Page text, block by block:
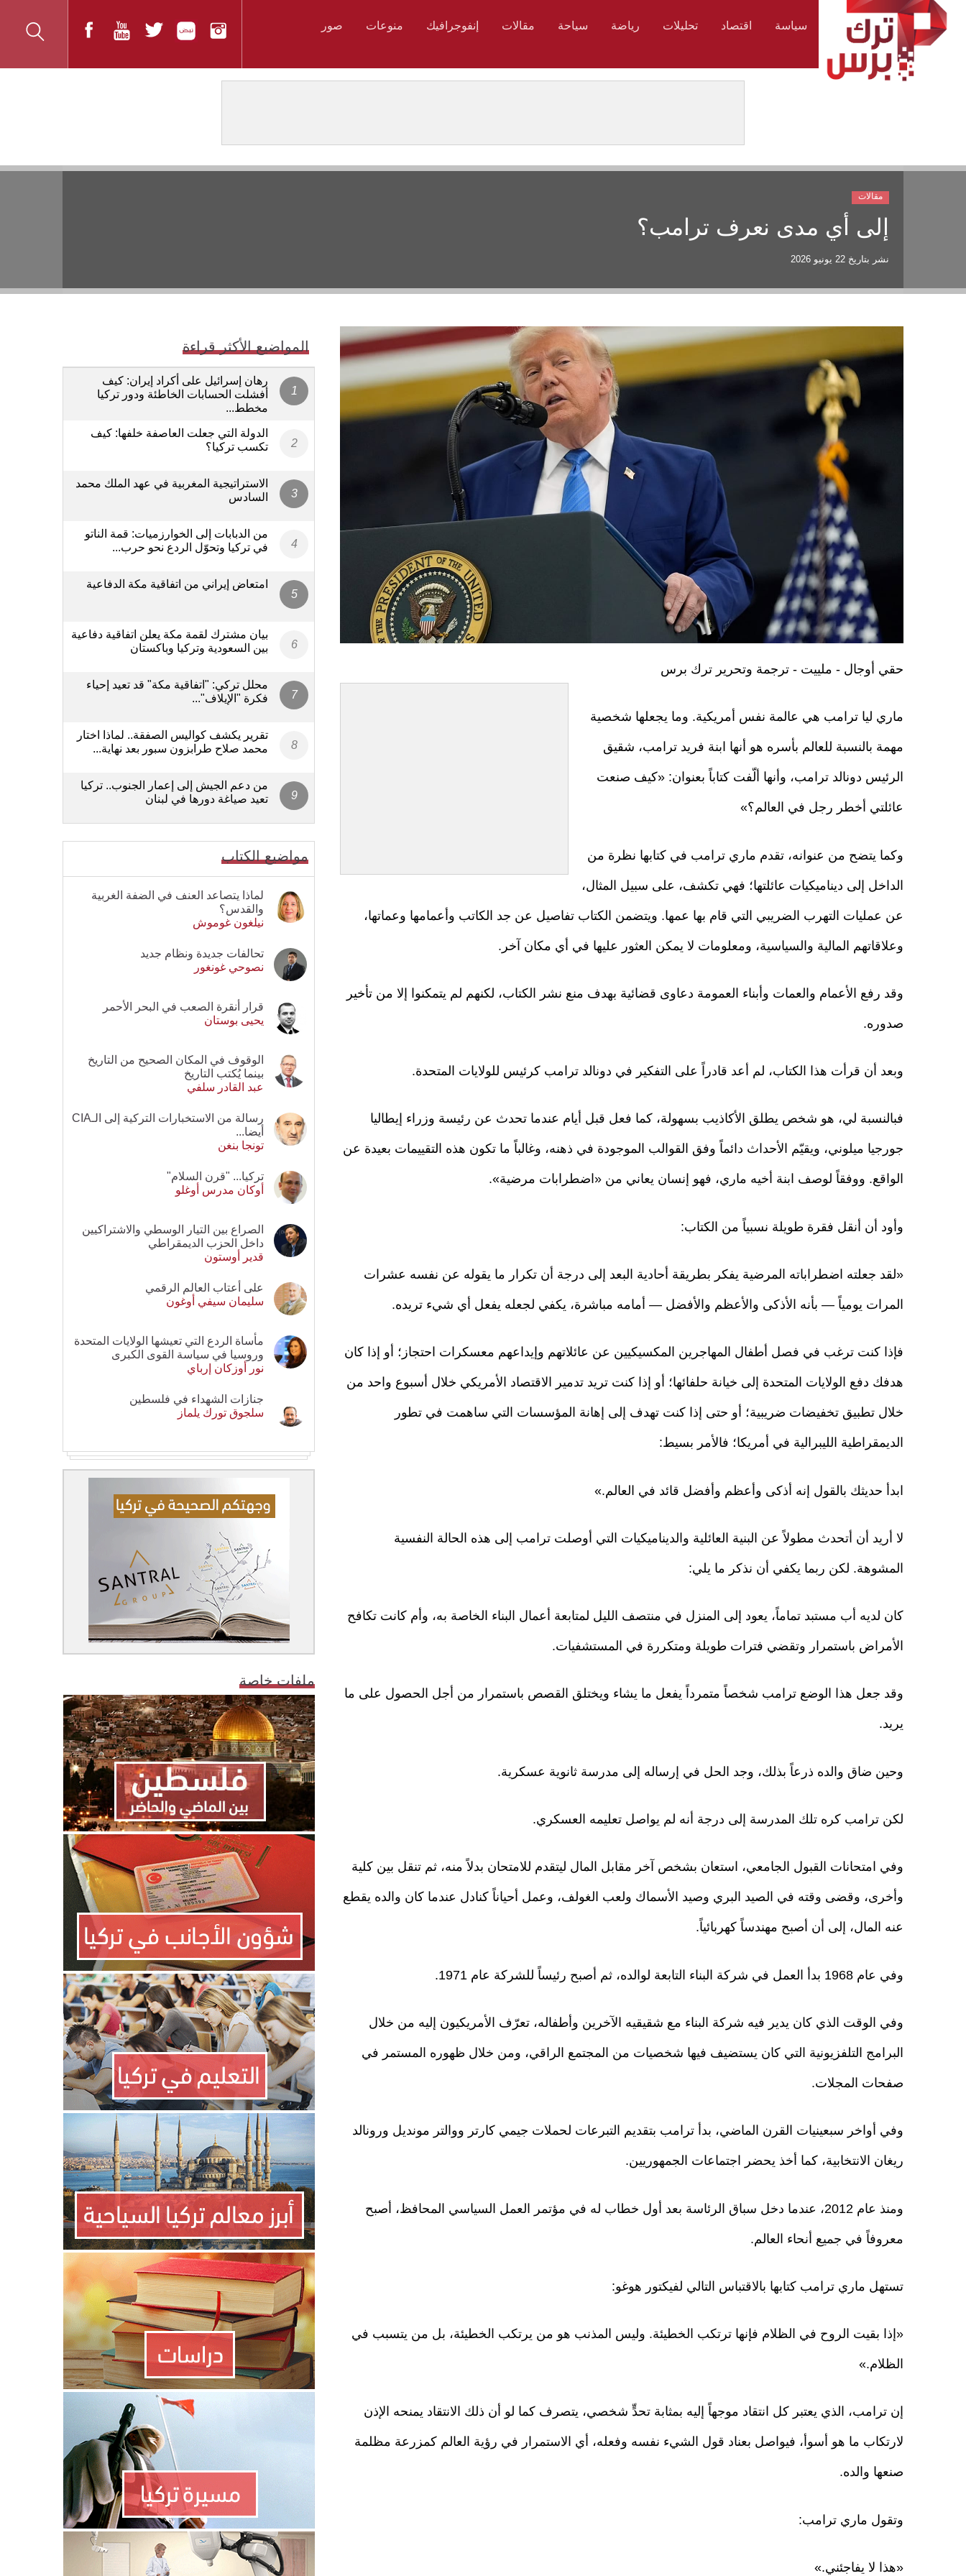
سياسة اقتصاد تحليلات رياضة سياحة مقالات إنفوجرافيك منوعات صور
إلى أي مدى نعرف ترامب؟
نشر بتاريخ 22 يونيو 2026
مقالات
حقي أوجال - ملييت - ترجمة وتحرير ترك برس
ماري ليا ترامب هي عالمة نفس أمريكية. وما يجعلها شخصية
مهمة بالنسبة للعالم بأسره هو أنها ابنة فريد ترامب، شقيق
الرئيس دونالد ترامب، وأنها ألّفت كتاباً بعنوان: «كيف صنعت
عائلتي أخطر رجل في العالم؟»
وكما يتضح من عنوانه، تقدم ماري ترامب في كتابها نظرة من
الداخل إلى ديناميكيات عائلتها؛ فهي تكشف، على سبيل المثال،
عن عمليات التهرب الضريبي التي قام بها عمها. ويتضمن الكتاب تفاصيل عن جد الكاتب وأعمامها وعماتها،
وعلاقاتهم المالية والسياسية، ومعلومات لا يمكن العثور عليها في أي مكان آخر.
وقد رفع الأعمام والعمات وأبناء العمومة دعاوى قضائية بهدف منع نشر الكتاب، لكنهم لم يتمكنوا إلا من تأخير
صدوره.
وبعد أن قرأت هذا الكتاب، لم أعد قادراً على التفكير في دونالد ترامب كرئيس للولايات المتحدة.
فبالنسبة لي، هو شخص يطلق الأكاذيب بسهولة، كما فعل قبل أيام عندما تحدث عن رئيسة وزراء إيطاليا
جورجيا ميلوني، ويقيّم الأحداث دائماً وفق القوالب الموجودة في ذهنه، وغالباً ما تكون هذه التقييمات بعيدة عن
الواقع. ووفقاً لوصف ابنة أخيه ماري، فهو إنسان يعاني من «اضطرابات مرضية».
وأود أن أنقل فقرة طويلة نسبياً من الكتاب:
«لقد جعلته اضطراباته المرضية يفكر بطريقة أحادية البعد إلى درجة أن تكرار ما يقوله عن نفسه عشرات
المرات يومياً — بأنه الأذكى والأعظم والأفضل — أمامه مباشرة، يكفي لجعله يفعل أي شيء تريده.
فإذا كنت ترغب في فصل أطفال المهاجرين المكسيكيين عن عائلاتهم وإيداعهم معسكرات احتجاز؛ أو إذا كان
هدفك دفع الولايات المتحدة إلى خيانة حلفائها؛ أو إذا كنت تريد تدمير الاقتصاد الأمريكي خلال أسبوع واحد من
خلال تطبيق تخفيضات ضريبية؛ أو حتى إذا كنت تهدف إلى إهانة المؤسسات التي ساهمت في تطور
الديمقراطية الليبرالية في أمريكا؛ فالأمر بسيط:
ابدأ حديثك بالقول إنه أذكى وأعظم وأفضل قائد في العالم.»
لا أريد أن أتحدث مطولاً عن البنية العائلية والديناميكيات التي أوصلت ترامب إلى هذه الحالة النفسية
المشوهة. لكن ربما يكفي أن نذكر ما يلي:
كان لديه أب مستبد تماماً، يعود إلى المنزل في منتصف الليل لمتابعة أعمال البناء الخاصة به، وأم كانت تكافح
الأمراض باستمرار وتقضي فترات طويلة ومتكررة في المستشفيات.
وقد جعل هذا الوضع ترامب شخصاً متمرداً يفعل ما يشاء ويختلق القصص باستمرار من أجل الحصول على ما
يريد.
وحين ضاق والده ذرعاً بذلك، وجد الحل في إرساله إلى مدرسة ثانوية عسكرية.
لكن ترامب كره تلك المدرسة إلى درجة أنه لم يواصل تعليمه العسكري.
وفي امتحانات القبول الجامعي، استعان بشخص آخر مقابل المال ليتقدم للامتحان بدلاً منه، ثم تنقل بين كلية
وأخرى، وقضى وقته في الصيد البري وصيد الأسماك ولعب الغولف، وعمل أحياناً كنادل عندما كان والده يقطع
عنه المال، إلى أن أصبح مهندساً كهربائياً.
وفي عام 1968 بدأ العمل في شركة البناء التابعة لوالده، ثم أصبح رئيساً للشركة عام 1971.
وفي الوقت الذي كان يدير فيه شركة البناء مع شقيقيه الآخرين وأطفاله، تعرّف الأمريكيون إليه من خلال
البرامج التلفزيونية التي كان يستضيف فيها شخصيات من المجتمع الراقي، ومن خلال ظهوره المستمر في
صفحات المجلات.
وفي أواخر سبعينيات القرن الماضي، بدأ ترامب بتقديم التبرعات لحملات جيمي كارتر ووالتر مونديل ورونالد
ريغان الانتخابية، كما أخذ يحضر اجتماعات الجمهوريين.
ومنذ عام 2012، عندما دخل سباق الرئاسة بعد أول خطاب له في مؤتمر العمل السياسي المحافظ، أصبح
معروفاً في جميع أنحاء العالم.
تستهل ماري ترامب كتابها بالاقتباس التالي لفيكتور هوغو:
«إذا بقيت الروح في الظلام فإنها ترتكب الخطيئة. وليس المذنب هو من يرتكب الخطيئة، بل من يتسبب في
الظلام.»
إن ترامب، الذي يعتبر كل انتقاد موجهاً إليه بمثابة تحدٍّ شخصي، يتصرف كما لو أن ذلك الانتقاد يمنحه الإذن
لارتكاب ما هو أسوأ، فيواصل بعناد قول الشيء نفسه وفعله، أي الاستمرار في رؤية العالم كمزرعة مظلمة
صنعها والده.
وتقول ماري ترامب:
«هذا لا يفاجئني.»
المواضيع الأكثر قراءة
رهان إسرائيل على أكراد إيران: كيف
أفشلت الحسابات الخاطئة ودور تركيا
مخطط...
الدولة التي جعلت العاصفة خلفها: كيف
تكسب تركيا؟
الاستراتيجية المغربية في عهد الملك محمد
السادس
من الدبابات إلى الخوارزميات: قمة الناتو
في تركيا وتحوّل الردع نحو حرب...
امتعاض إيراني من اتفاقية مكة الدفاعية
بيان مشترك لقمة مكة يعلن اتفاقية دفاعية
بين السعودية وتركيا وباكستان
محلل تركي: "اتفاقية مكة" قد تعيد إحياء
فكرة "الإيلاف"...
تقرير يكشف كواليس الصفقة.. لماذا اختار
محمد صلاح طرابزون سبور بعد نهاية...
من دعم الجيش إلى إعمار الجنوب.. تركيا
تعيد صياغة دورها في لبنان
مواضيع الكتاب
لماذا يتصاعد العنف في الضفة الغربية
والقدس؟
نيلغون غوموش
تحالفات جديدة ونظام جديد
نصوحي غونغور
قرار أنقرة الصعب في البحر الأحمر
يحيى بوستان
الوقوف في المكان الصحيح من التاريخ
بينما يُكتب التاريخ
عبد القادر سلفي
رسالة من الاستخبارات التركية إلى الـCIA
أيضا...
تونجا بنغن
تركيا... "قرن السلام"
أوكان مدرس أوغلو
الصراع بين التيار الوسطي والاشتراكيين
داخل الحزب الديمقراطي
قدير أوستون
على أعتاب العالم الرقمي
سليمان سيفي أوغون
مأساة الردع التي تعيشها الولايات المتحدة
وروسيا في سياسة القوى الكبرى
نور أوزكان إرباي
جنازات الشهداء في فلسطين
سلجوق تورك يلماز
ملفات خاصة